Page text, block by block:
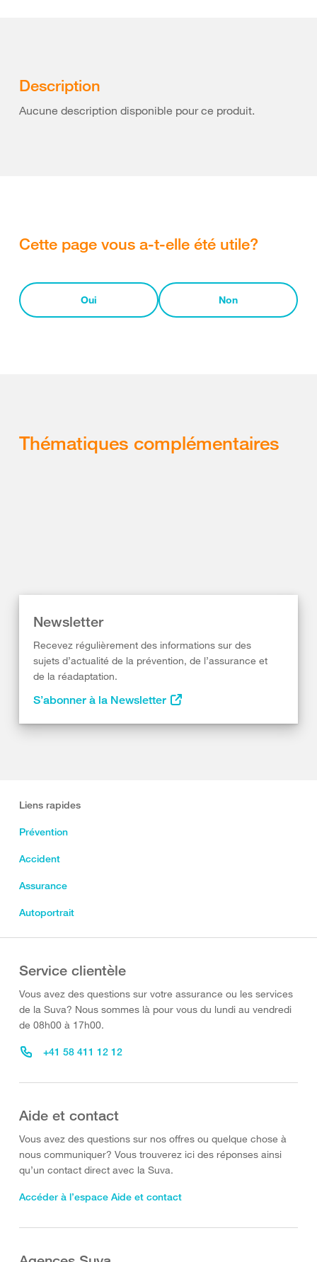
Description
Aucune description disponible pour ce produit.
Cette page vous a-t-elle été utile?
Oui Non
Thématiques complémentaires
Newsletter
Recevez régulièrement des informations sur des
sujets d’actualité de la prévention, de l’assurance et
de la réadaptation.
S’abonner à la Newsletter
Liens rapides
Prévention
Accident
Assurance
Autoportrait
Service clientèle
Vous avez des questions sur votre assurance ou les services
de la Suva? Nous sommes là pour vous du lundi au vendredi
de 08h00 à 17h00.
+41 58 411 12 12
Aide et contact
Vous avez des questions sur nos offres ou quelque chose à
nous communiquer? Vous trouverez ici des réponses ainsi
qu’un contact direct avec la Suva.
Accéder à l’espace Aide et contact